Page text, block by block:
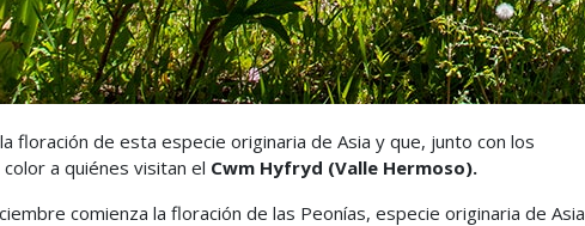
floración de esta especie originaria de Asia y que, junto con los
a quiénes visitan el Cwm Hyfryd (Valle Hermoso).
comienza la floración de las Peonías, especie originaria de Asia